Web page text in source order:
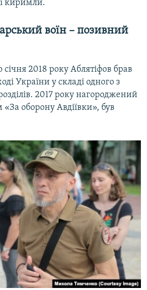
киримли.
воїн – позивний
2018 року Аблятіфов брав
України у складі одного з
2017 року нагороджений
оборону Авдіївки», був